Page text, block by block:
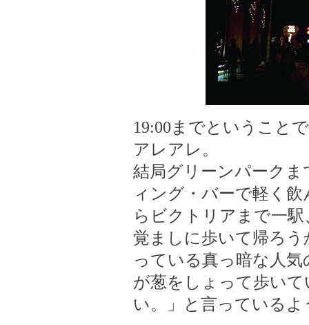
19:00までということ
アレアレ。
結局グリーンパーク
ィング・バーで軽く
らビクトリアまで一
覚ましに歩いて帰ろう
っている真っ暗な人
が葱をしょって歩い
い。」と言っている